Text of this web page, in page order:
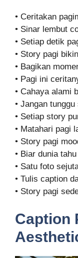
• Ceritakan
• Sinar lembut
• Setiap detik
• Story pagi
• Bagikan
• Pagi ini
• Cahaya alami
• Jangan
• Setiap story
• Matahari pagi
• Story pagi
• Biar dunia
• Satu foto
• Tulis caption
• Story pagi
Caption